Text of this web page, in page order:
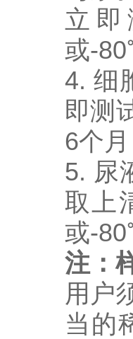
立
或-
4. 细
即测
6个
5. 尿
取上
或-
注：
用户
当的